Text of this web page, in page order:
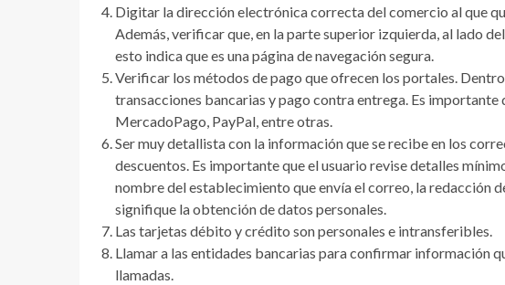
Digitar la dirección electrónica correcta del comercio al que
Además, verificar que, en la parte superior izquierda, al lado
esto indica que es una página de navegación segura.
Verificar los métodos de pago que ofrecen los portales.
transacciones bancarias y pago contra entrega. Es importante
MercadoPago, PayPal, entre otras.
Ser muy detallista con la información que se recibe en los
descuentos. Es importante que el usuario revise detalles
nombre del establecimiento que envía el correo, la redacción
signifique la obtención de datos personales.
Las tarjetas débito y crédito son personales e intransferibles.
Llamar a las entidades bancarias para confirmar información
llamadas.